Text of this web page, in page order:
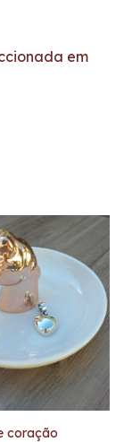
em
coração